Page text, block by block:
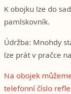
K obojku lze do
pamlskovník.
Údržba: Mnohdy
lze prát v pračce
Na obojek
telefonní číslo